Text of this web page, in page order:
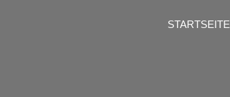
STARTSEITE